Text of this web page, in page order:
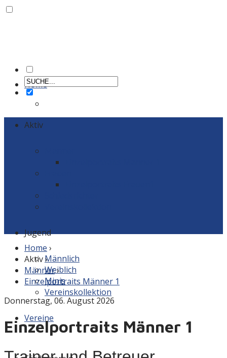
Home
Aktiv
Jugend
Männlich
Weiblich
Minis
Vereinskollektion
Vereine
Home ›
Aktiv›
Männer›
Einzelportraits Männer 1
Donnerstag, 06. August 2026
Einzelportraits Männer 1